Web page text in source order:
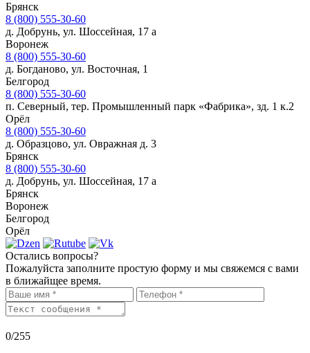
Брянск
8 (800) 555-30-60
д. Добрунь, ул. Шоссейная, 17 а
Воронеж
8 (800) 555-30-60
д. Богданово, ул. Восточная, 1
Белгород
8 (800) 555-30-60
п. Северный, тер. Промышленный парк «Фабрика», зд. 1 к.2
Орёл
8 (800) 555-30-60
д. Образцово, ул. Овражная д. 3
Брянск
8 (800) 555-30-60
д. Добрунь, ул. Шоссейная, 17 а
Брянск
Воронеж
Белгород
Орёл
Остались вопросы?
Пожалуйста заполните простую форму и мы свяжемся с вами
в ближайщее время.
0/255